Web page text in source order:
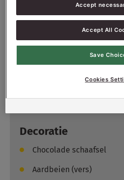
Gist
Vulling
4200 g - 100%
Decoratie
Chocolade schaafsel
Aardbeien (vers)
Accept
Accept All
Save
Cookies